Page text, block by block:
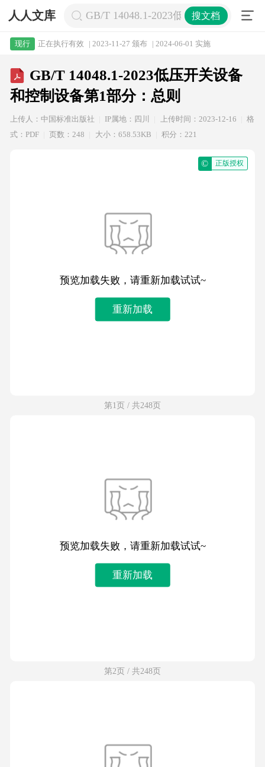
人人文库 GB/T 14048.1-2023低压开关设备和控
搜文档
现行 正在执行有效 | 2023-11-27 颁布 | 2024-06-01 实施
GB/T 14048.1-2023低压开关设备
和控制设备第1部分：总则
上传人：中国标准出版社 IP属地：四川 上传时间：2023-12-16
格
式：PDF
页数：248 大小：658.53KB 积分：221
© 正版授权
预览加载失败，请重新加载试试~
重新加载
第1页 / 共248页
预览加载失败，请重新加载试试~
重新加载
第2页 / 共248页